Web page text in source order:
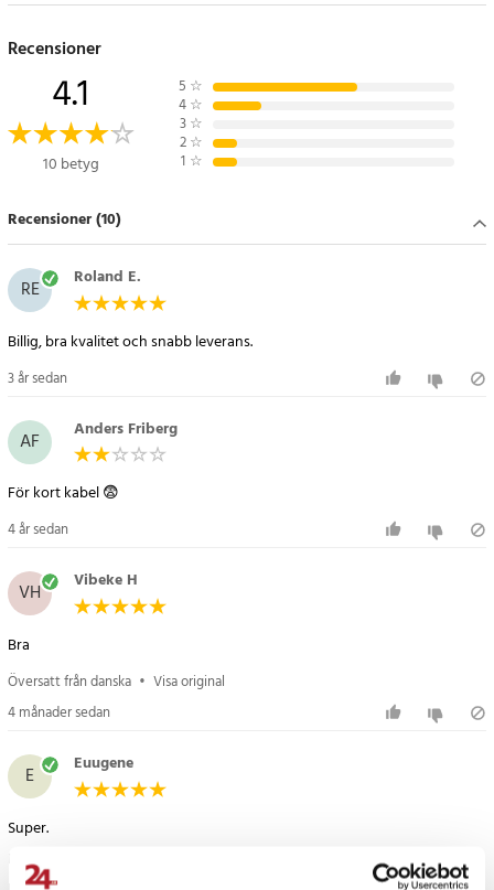
Recensioner
4.1
10 betyg
5 ☆
4 ☆
3 ☆
2 ☆
1 ☆
Recensioner (10)
RE Roland E.
Billig, bra kvalitet och snabb leverans.
3 år sedan
AF Anders Friberg
För kort kabel 😨
4 år sedan
VH Vibeke H
Bra
Översatt från danska • Visa original
4 månader sedan
E Euugene
Super.
Mycket nöjd med kabellängden och materialet.